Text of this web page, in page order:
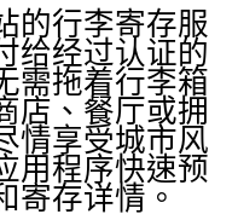
的行李寄存服
给经过认证的
需拖着行李箱
店、餐厅或拥
情享受城市风
用程序快速预
寄存详情。